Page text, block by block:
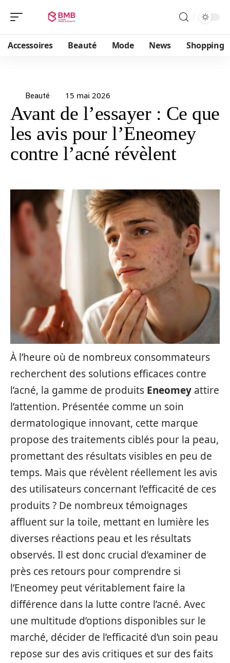
Accessoires Beauté Mode News Shopping
Beauté 15 mai 2026
Avant de l’essayer : Ce que
les avis pour l’Eneomey
contre l’acné révèlent
À l’heure où de nombreux consommateurs
recherchent des solutions efficaces contre
l’acné, la gamme de produits Eneomey attire
l’attention. Présentée comme un soin
dermatologique innovant, cette marque
propose des traitements ciblés pour la peau,
promettant des résultats visibles en peu de
temps. Mais que révèlent réellement les avis
des utilisateurs concernant l’efficacité de ces
produits ? De nombreux témoignages
affluent sur la toile, mettant en lumière les
diverses réactions peau et les résultats
observés. Il est donc crucial d’examiner de
près ces retours pour comprendre si
l’Eneomey peut véritablement faire la
différence dans la lutte contre l’acné. Avec
une multitude d’options disponibles sur le
marché, décider de l’efficacité d’un soin peau
repose sur des avis critiques et sur des faits